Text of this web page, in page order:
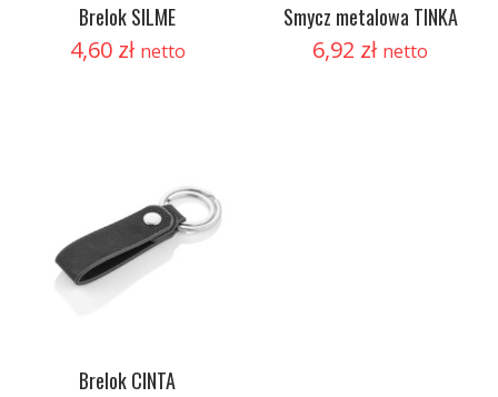
Brelok SILME
4,60 zł netto
Smycz metalowa TINKA
6,92 zł netto
Brelok CINTA